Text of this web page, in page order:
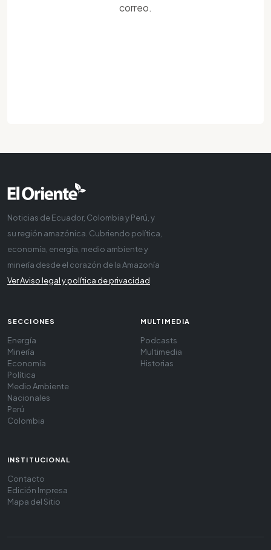
correo.
Noticias de Ecuador, Colombia y Perú, y
su región amazónica. Cubriendo política,
economía, energía, medio ambiente y
minería desde el corazón de la Amazonía
Ver Aviso legal y política de privacidad
SECCIONES
Energía
Minería
Economía
Política
Medio Ambiente
Nacionales
Perú
Colombia
MULTIMEDIA
Podcasts
Multimedia
Historias
INSTITUCIONAL
Contacto
Edición Impresa
Mapa del Sitio